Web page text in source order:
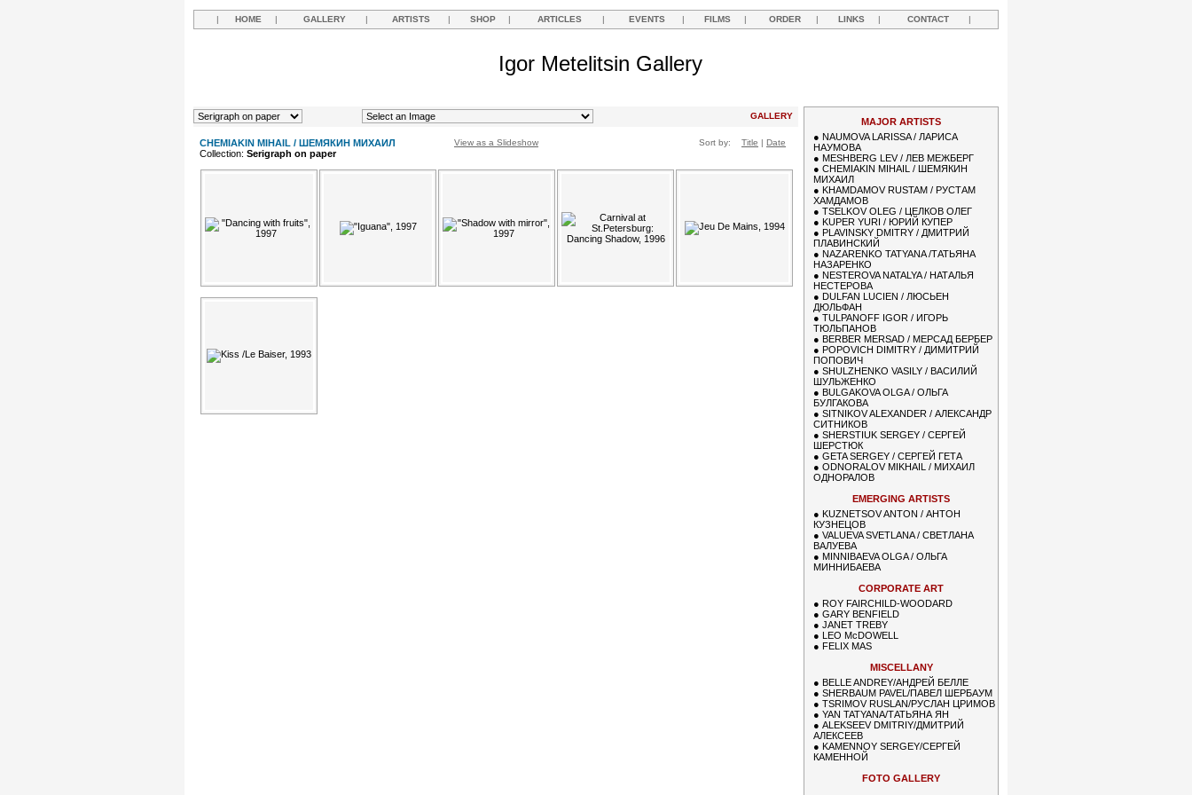
| HOME | GALLERY | ARTISTS | SHOP | ARTICLES | EVENTS | FILMS | ORDER | LINKS | CONTACT |
Igor Metelitsin Gallery
GALLERY
CHEMIAKIN MIHAIL / ШЕМЯКИН МИХАИЛ View as a Slideshow Sort by: Title | Date
Collection: Serigraph on paper
MAJOR ARTISTS
● NAUMOVA LARISSA / ЛАРИСА
НАУМОВА
● MESHBERG LEV / ЛЕВ МЕЖБЕРГ
● CHEMIAKIN MIHAIL / ШЕМЯКИН
МИХАИЛ
● KHAMDAMOV RUSTAM / РУСТАМ
ХАМДАМОВ
● TSELKOV OLEG / ЦЕЛКОВ ОЛЕГ
● KUPER YURI / ЮРИЙ КУПЕР
● PLAVINSKY DMITRY / ДМИТРИЙ
ПЛАВИНСКИЙ
● NAZARENKO TATYANA /ТАТЬЯНА
НАЗАРЕНКО
● NESTEROVA NATALYA / НАТАЛЬЯ
НЕСТЕРОВА
● DULFAN LUCIEN / ЛЮСЬЕН
ДЮЛЬФАН
● TULPANOFF IGOR / ИГОРЬ
ТЮЛЬПАНОВ
● BERBER MERSAD / МЕРСАД БЕРБЕР
● POPOVICH DIMITRY / ДИМИТРИЙ
ПОПОВИЧ
● SHULZHENKO VASILY / ВАСИЛИЙ
ШУЛЬЖЕНКО
● BULGAKOVA OLGA / ОЛЬГА
БУЛГАКОВА
● SITNIKOV ALEXANDER / АЛЕКСАНДР
СИТНИКОВ
● SHERSTIUK SERGEY / СЕРГЕЙ
ШЕРСТЮК
● GETA SERGEY / СЕРГЕЙ ГЕТА
● ODNORALOV MIKHAIL / МИХАИЛ
ОДНОРАЛОВ
EMERGING ARTISTS
● KUZNETSOV ANTON / АНТОН
КУЗНЕЦОВ
● VALUEVA SVETLANA / СВЕТЛАНА
ВАЛУЕВА
● MINNIBAEVA OLGA / ОЛЬГА
МИННИБАЕВА
CORPORATE ART
● ROY FAIRCHILD-WOODARD
● GARY BENFIELD
● JANET TREBY
● LEO McDOWELL
● FELIX MAS
MISCELLANY
● BELLE ANDREY/АНДРЕЙ БЕЛЛЕ
● SHERBAUM PAVEL/ПАВЕЛ ШЕРБАУМ
● TSRIMOV RUSLAN/РУСЛАН ЦРИМОВ
● YAN TATYANA/ТАТЬЯНА ЯН
● ALEKSEEV DMITRIY/ДМИТРИЙ
АЛЕКСЕЕВ
● KAMENNOY SERGEY/СЕРГЕЙ
КАМЕННОЙ
FOTO GALLERY